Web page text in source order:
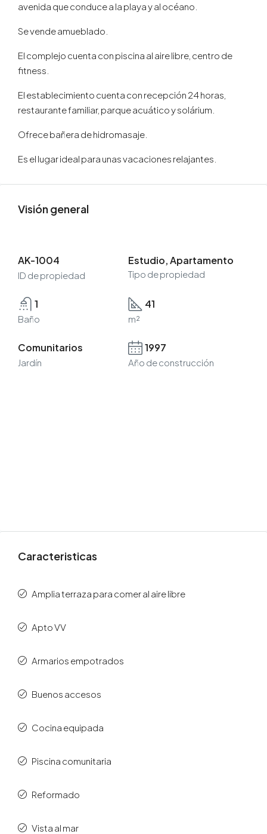
avenida que conduce a la playa y al océano.
Se vende amueblado.
El complejo cuenta con piscina al aire libre, centro de
fitness.
El establecimiento cuenta con recepción 24 horas,
restaurante familiar, parque acuático y solárium.
Ofrece bañera de hidromasaje.
Es el lugar ideal para unas vacaciones relajantes.
Visión general
AK-1004
ID de propiedad
Estudio, Apartamento
Tipo de propiedad
1
Baño
41
m²
Comunitarios
Jardín
1997
Año de construcción
Caracteristicas
Amplia terraza para comer al aire libre
Apto VV
Armarios empotrados
Buenos accesos
Cocina equipada
Piscina comunitaria
Reformado
Vista al mar